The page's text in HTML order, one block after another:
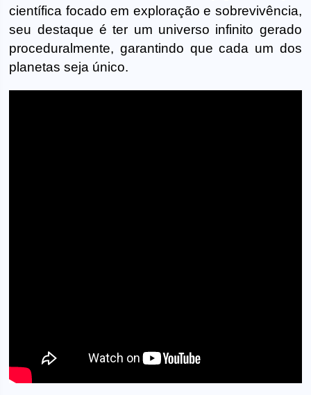
científica focado em exploração e sobrevivência,
seu destaque é ter um universo infinito gerado
proceduralmente, garantindo que cada um dos
planetas seja único.